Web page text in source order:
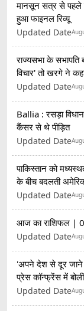
मानसून सत्र से पहले
हुआ फाइनल रिव्यू
Updated Date
राज्यसभा के
विचार' तो खरगे ने
Updated Date
Ballia : रसड़ा
कैंसर से थे पीड़ित
Updated Date
पाकिस्तान को
के बीच बदलती
Updated Date
आज का राशिफल |
Updated Date
'अपने देश से दूर जाने
प्रेस कॉन्फ्रेंस में
Updated Date